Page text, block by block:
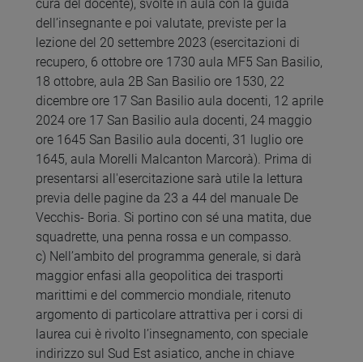
cura del docente), svolte in aula con la guida
dell’insegnante e poi valutate, previste per la
lezione del 20 settembre 2023 (esercitazioni di
recupero, 6 ottobre ore 1730 aula MF5 San Basilio,
18 ottobre, aula 2B San Basilio ore 1530, 22
dicembre ore 17 San Basilio aula docenti, 12 aprile
2024 ore 17 San Basilio aula docenti, 24 maggio
ore 1645 San Basilio aula docenti, 31 luglio ore
1645, aula Morelli Malcanton Marcorà). Prima di
presentarsi all'esercitazione sarà utile la lettura
previa delle pagine da 23 a 44 del manuale De
Vecchis- Boria. Si portino con sé una matita, due
squadrette, una penna rossa e un compasso.
c) Nell’ambito del programma generale, si darà
maggior enfasi alla geopolitica dei trasporti
marittimi e del commercio mondiale, ritenuto
argomento di particolare attrattiva per i corsi di
laurea cui è rivolto l’insegnamento, con speciale
indirizzo sul Sud Est asiatico, anche in chiave